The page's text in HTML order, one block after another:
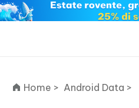
Home > Android Data >